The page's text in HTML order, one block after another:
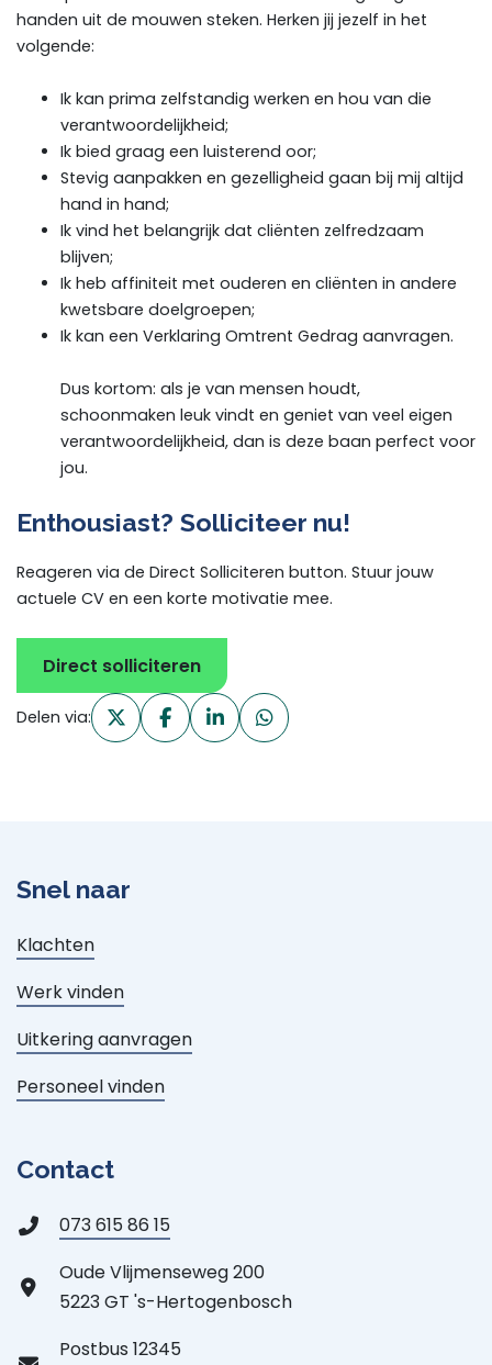
handen uit de mouwen steken. Herken jij jezelf in het
volgende:
Ik kan prima zelfstandig werken en hou van die
verantwoordelijkheid;
Ik bied graag een luisterend oor;
Stevig aanpakken en gezelligheid gaan bij mij altijd
hand in hand;
Ik vind het belangrijk dat cliënten zelfredzaam
blijven;
Ik heb affiniteit met ouderen en cliënten in andere
kwetsbare doelgroepen;
Ik kan een Verklaring Omtrent Gedrag aanvragen.
Dus kortom: als je van mensen houdt,
schoonmaken leuk vindt en geniet van veel eigen
verantwoordelijkheid, dan is deze baan perfect voor
jou.
Enthousiast? Solliciteer nu!
Reageren via de Direct Solliciteren button. Stuur jouw
actuele CV en een korte motivatie mee.
Direct solliciteren
Delen via:
Snel naar
Klachten
Werk vinden
Uitkering aanvragen
Personeel vinden
Contact
073 615 86 15
Oude Vlijmenseweg 200
5223 GT 's-Hertogenbosch
Postbus 12345